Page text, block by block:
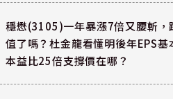
穩懋(3105)一年暴漲7倍又腰斬，
值了嗎？杜金龍看懂明後年EPS基
本益比25倍支撐價在哪？